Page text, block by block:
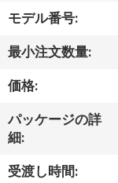
ト
達
に
つ
モデル番号:
最小注文数量:
価格:
パッケージの詳
細:
受渡し時間: